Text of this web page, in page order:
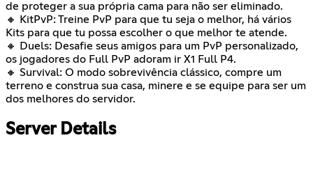
de proteger a sua própria cama para não ser eliminado.
🔸 KitPvP: Treine PvP para que tu seja o melhor, há vários
Kits para que tu possa escolher o que melhor te atende.
🔸 Duels: Desafie seus amigos para um PvP personalizado,
os jogadores do Full PvP adoram ir X1 Full P4.
🔸 Survival: O modo sobrevivência clássico, compre um
terreno e construa sua casa, minere e se equipe para ser um
dos melhores do servidor.
Server Details